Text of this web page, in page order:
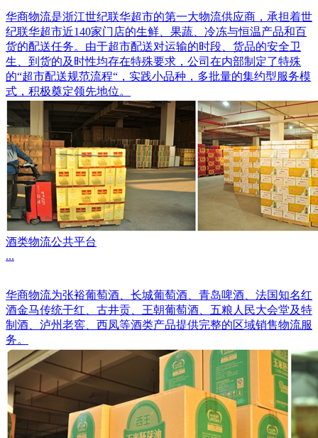
华商物流是浙江世纪联华超市的第一大物流供应商，承担着世
纪联华超市近140家门店的生鲜、果蔬、冷冻与恒温产品和百
货的配送任务。由于超市配送对运输的时段、货品的安全卫
生、到货的及时性均存在特殊要求，公司在内部制定了特殊
的“超市配送规范流程“，实践小品种，多批量的集约型服务模
式，积极奠定领先地位。
酒类物流公共平台
...
华商物流为张裕葡萄酒、长城葡萄酒、青岛啤酒、法国知名红
酒金马传统干红、古井贡、王朝葡萄酒、五粮人民大会堂及特
制酒、泸州老窖、西凤等酒类产品提供完整的区域销售物流服
务。